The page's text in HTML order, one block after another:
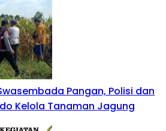
Pangan, Polisi dan
Kelola Tanaman Jagung